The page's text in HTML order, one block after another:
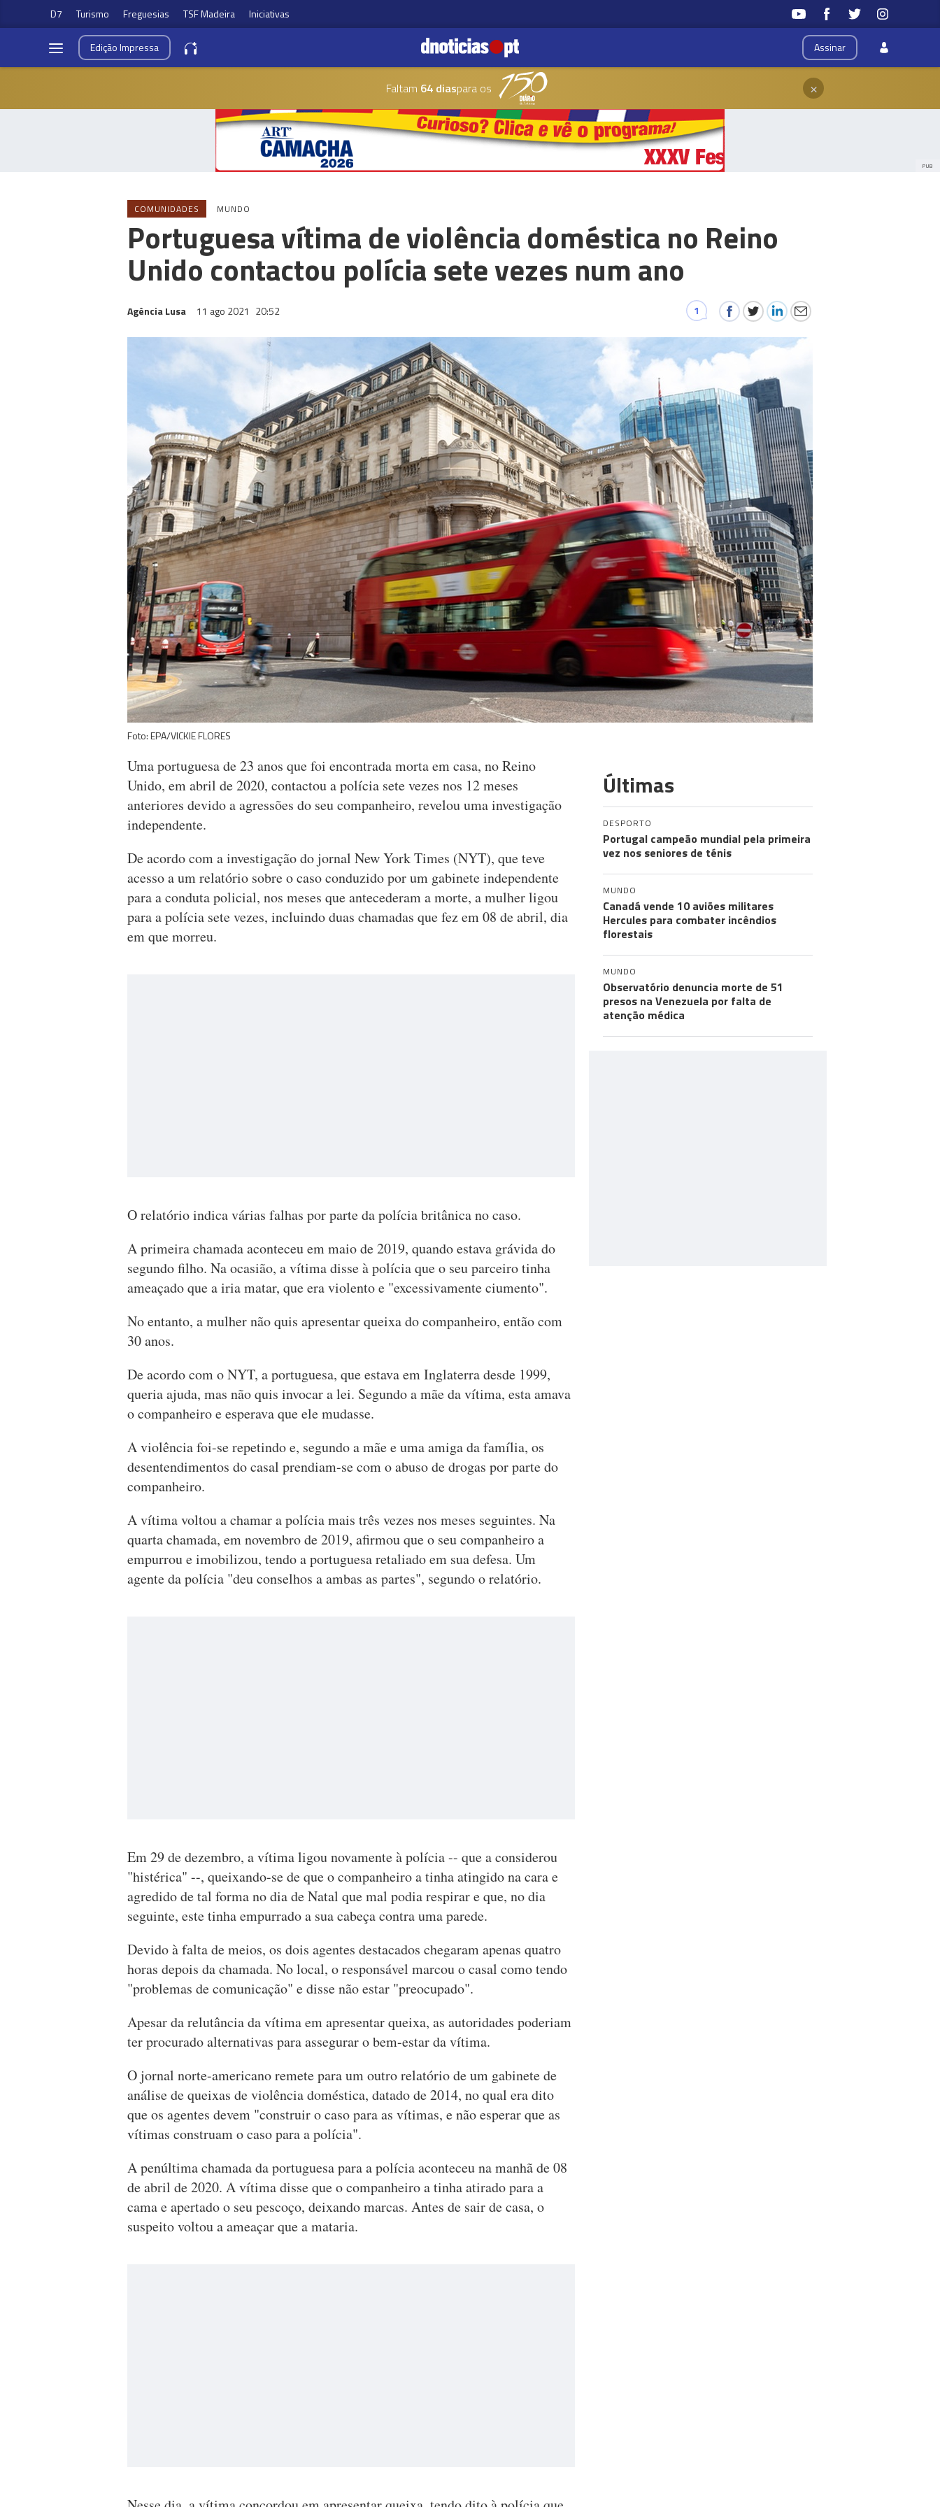
D7 Turismo Freguesias TSF Madeira Iniciativas
Assinar
EdiçãoImpressa
Faltam 64 diaspara os ×
PUB
COMUNIDADES MUNDO
Portuguesa vítima de violência doméstica no Reino
Unido contactou polícia sete vezes num ano
Agência Lusa 11 ago 2021 20:52 1
Foto: EPA/VICKIE FLORES
Uma portuguesa de 23 anos que foi encontrada morta em casa, no Reino
Unido, em abril de 2020, contactou a polícia sete vezes nos 12 meses
anteriores devido a agressões do seu companheiro, revelou uma investigação
independente.
De acordo com a investigação do jornal New York Times (NYT), que teve
acesso a um relatório sobre o caso conduzido por um gabinete independente
para a conduta policial, nos meses que antecederam a morte, a mulher ligou
para a polícia sete vezes, incluindo duas chamadas que fez em 08 de abril, dia
em que morreu.
O relatório indica várias falhas por parte da polícia britânica no caso.
A primeira chamada aconteceu em maio de 2019, quando estava grávida do
segundo filho. Na ocasião, a vítima disse à polícia que o seu parceiro tinha
ameaçado que a iria matar, que era violento e "excessivamente ciumento".
No entanto, a mulher não quis apresentar queixa do companheiro, então com
30 anos.
De acordo com o NYT, a portuguesa, que estava em Inglaterra desde 1999,
queria ajuda, mas não quis invocar a lei. Segundo a mãe da vítima, esta amava
o companheiro e esperava que ele mudasse.
A violência foi-se repetindo e, segundo a mãe e uma amiga da família, os
desentendimentos do casal prendiam-se com o abuso de drogas por parte do
companheiro.
A vítima voltou a chamar a polícia mais três vezes nos meses seguintes. Na
quarta chamada, em novembro de 2019, afirmou que o seu companheiro a
empurrou e imobilizou, tendo a portuguesa retaliado em sua defesa. Um
agente da polícia "deu conselhos a ambas as partes", segundo o relatório.
Em 29 de dezembro, a vítima ligou novamente à polícia -- que a considerou
"histérica" --, queixando-se de que o companheiro a tinha atingido na cara e
agredido de tal forma no dia de Natal que mal podia respirar e que, no dia
seguinte, este tinha empurrado a sua cabeça contra uma parede.
Devido à falta de meios, os dois agentes destacados chegaram apenas quatro
horas depois da chamada. No local, o responsável marcou o casal como tendo
"problemas de comunicação" e disse não estar "preocupado".
Apesar da relutância da vítima em apresentar queixa, as autoridades poderiam
ter procurado alternativas para assegurar o bem-estar da vítima.
O jornal norte-americano remete para um outro relatório de um gabinete de
análise de queixas de violência doméstica, datado de 2014, no qual era dito
que os agentes devem "construir o caso para as vítimas, e não esperar que as
vítimas construam o caso para a polícia".
A penúltima chamada da portuguesa para a polícia aconteceu na manhã de 08
de abril de 2020. A vítima disse que o companheiro a tinha atirado para a
cama e apertado o seu pescoço, deixando marcas. Antes de sair de casa, o
suspeito voltou a ameaçar que a mataria.
Últimas
DESPORTO
Portugal campeão mundial pela primeira
vez nos seniores de ténis
MUNDO
Canadá vende 10 aviões militares
Hercules para combater incêndios
florestais
MUNDO
Observatório denuncia morte de 51
presos na Venezuela por falta de
atenção médica